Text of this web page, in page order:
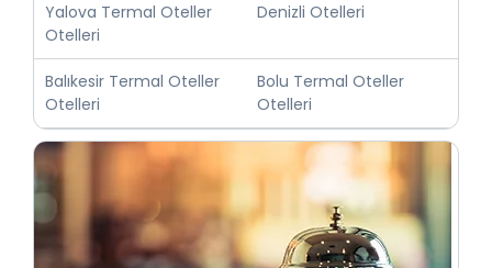
Yalova Termal Oteller
Otelleri
Denizli Otelleri
Balıkesir Termal Oteller
Otelleri
Bolu Termal Oteller
Otelleri